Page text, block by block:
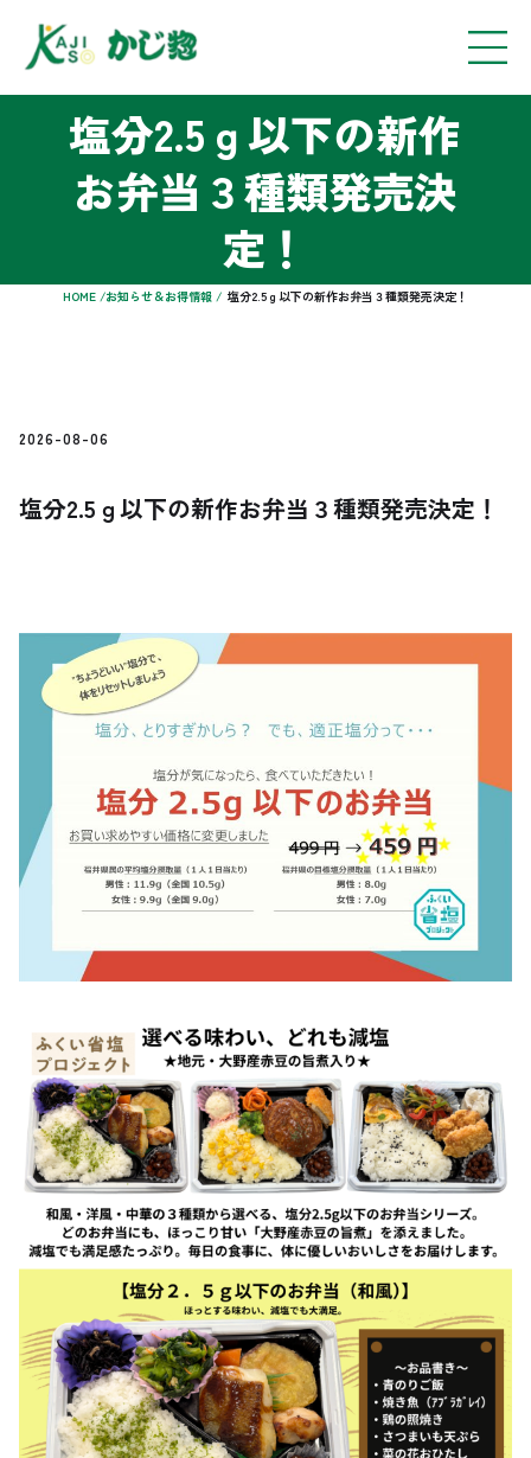
塩分2.5ｇ以下の新作
お弁当３種類発売決
定！
HOME /お知らせ＆お得情報 / 塩分2.5ｇ以下の新作お弁当３種類発売決定！
2026-08-06
塩分2.5ｇ以下の新作お弁当３種類発売決定！